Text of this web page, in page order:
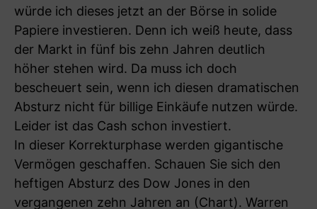
würde ich dieses jetzt an der Börse in solide
Papiere investieren. Denn ich weiß heute, dass
der Markt in fünf bis zehn Jahren deutlich
höher stehen wird. Da muss ich doch
bescheuert sein, wenn ich diesen dramatischen
Absturz nicht für billige Einkäufe nutzen würde.
Leider ist das Cash schon investiert.
In dieser Korrekturphase werden gigantische
Vermögen geschaffen. Schauen Sie sich den
heftigen Absturz des Dow Jones in den
vergangenen zehn Jahren an (Chart). Warren